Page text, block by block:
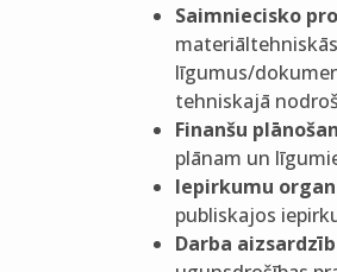
Saimniecisko
līgumus/
tehniskajā
Finanšu
plānam un
Iepirkumu
publiskajos
Darba